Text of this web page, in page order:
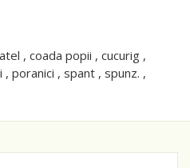
, coada popii , cucurig ,
poranici , spant , spunz. ,